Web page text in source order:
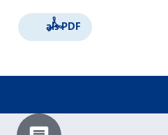
als PDF